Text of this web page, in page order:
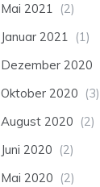
Mai 2021 (2)
Januar 2021 (1)
Dezember 2020
Oktober 2020 (3)
August 2020 (2)
Juni 2020 (2)
Mai 2020 (2)